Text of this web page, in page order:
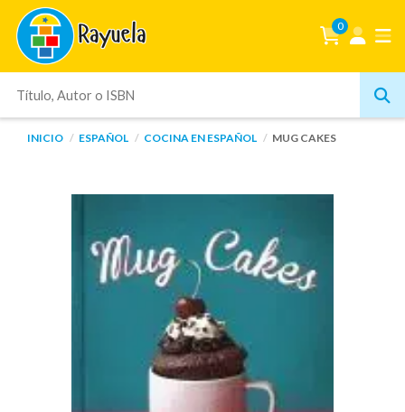
0
INICIO ESPAÑOL COCINA EN ESPAÑOL MUG CAKES